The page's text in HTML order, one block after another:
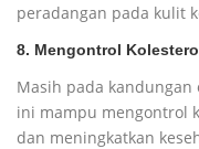
peradangan pada kulit
8. Mengontrol
Masih pada
ini mampu mengontrol
dan meningkatkan